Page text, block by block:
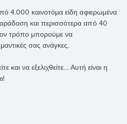
4.000 καινοτόμα είδη αφιερωμένα
και περισσότερα από 40
τρόπο μπορούμε να
σας ανάγκες.
και να εξελιχθείτε... Αυτή είναι η